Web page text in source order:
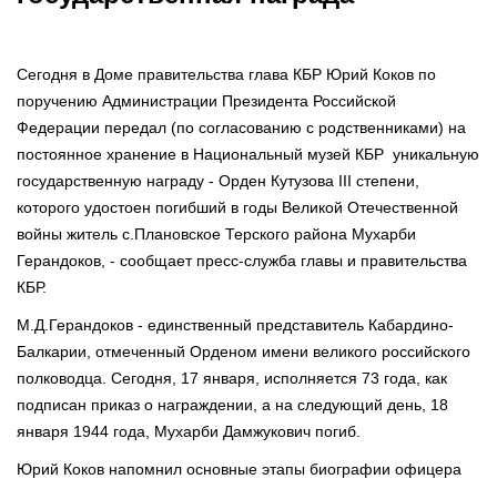
Сегодня в Доме правительства глава КБР Юрий Коков по
поручению Администрации Президента Российской
Федерации передал (по согласованию с родственниками) на
постоянное хранение в Национальный музей КБР уникальную
государственную награду - Орден Кутузова III степени,
которого удостоен погибший в годы Великой Отечественной
войны житель с.Плановское Терского района Мухарби
Герандоков, - сообщает пресс-служба главы и правительства
КБР.
М.Д.Герандоков - единственный представитель Кабардино-
Балкарии, отмеченный Орденом имени великого российского
полководца. Сегодня, 17 января, исполняется 73 года, как
подписан приказ о награждении, а на следующий день, 18
января 1944 года, Мухарби Дамжукович погиб.
Юрий Коков напомнил основные этапы биографии офицера